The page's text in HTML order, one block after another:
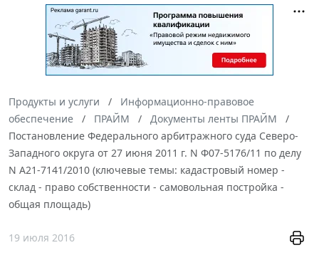
Продукты и услуги
Информационно-правовое
обеспечение
ПРАЙМ
Документы ленты ПРАЙМ
Постановление Федерального арбитражного суда Северо-
Западного округа от 27 июня 2011 г. N Ф07-5176/11 по делу
N А21-7141/2010 (ключевые темы: кадастровый номер -
склад - право собственности - самовольная постройка -
общая площадь)
19 июля 2016